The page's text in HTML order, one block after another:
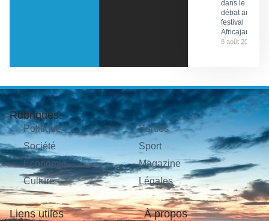
dans le
débat au
festival
Africajarc
8 août 2026
Rubriques
Politique
Société
Économie
Culture
Sorties
Sport
Magazine
Légales
Liens utiles À propos